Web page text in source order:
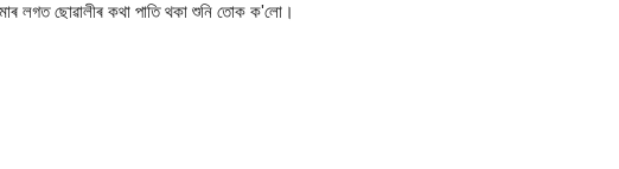
লগত ছোৱালীৰ কথা পাতি থকা শুনি তোক ক'লো।